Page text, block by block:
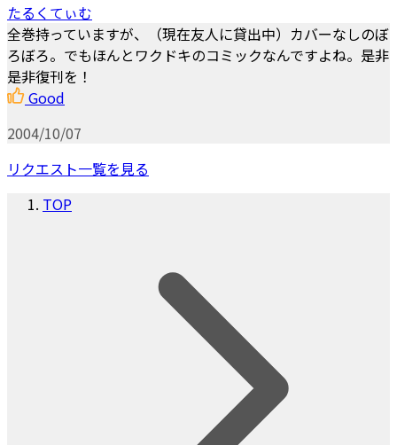
たるくてぃむ
全巻持っていますが、（現在友人に貸出中）カバーなしのぼ
ろぼろ。でもほんとワクドキのコミックなんですよね。是非
是非復刊を！
Good
2004/10/07
リクエスト一覧を見る
TOP